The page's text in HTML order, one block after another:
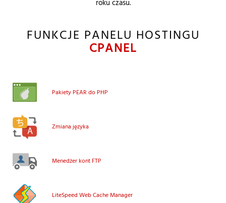
roku czasu.
FUNKCJE PANELU HOSTINGU
CPANEL
Pakiety PEAR do PHP
Zmiana języka
Menedżer kont FTP
LiteSpeed Web Cache Manager